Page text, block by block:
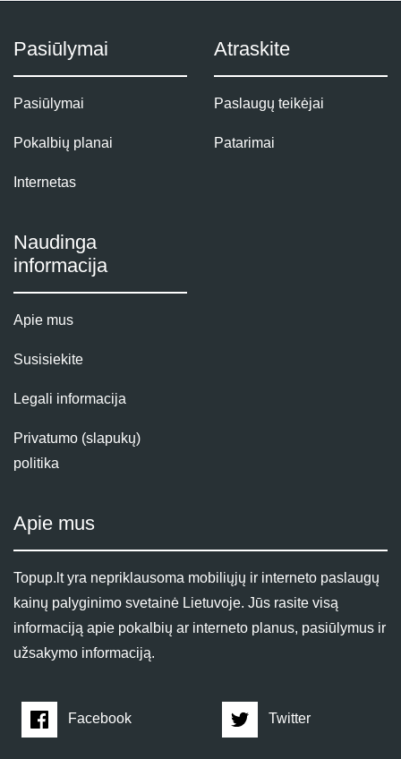
Pasiūlymai
Pasiūlymai
Pokalbių planai
Internetas
Atraskite
Paslaugų teikėjai
Patarimai
Naudinga
informacija
Apie mus
Susisiekite
Legali informacija
Privatumo (slapukų)
politika
Apie mus
Topup.lt yra nepriklausoma mobiliųjų ir interneto paslaugų
kainų palyginimo svetainė Lietuvoje. Jūs rasite visą
informaciją apie pokalbių ar interneto planus, pasiūlymus ir
užsakymo informaciją.
Facebook Twitter